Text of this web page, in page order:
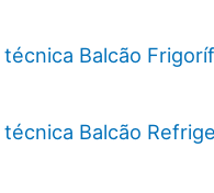
Balcão
Balcão